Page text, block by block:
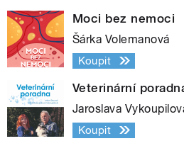
Moci bez nemoci
Šárka Volemanová
Koupit
Veterinární
Jaroslava
Koupit